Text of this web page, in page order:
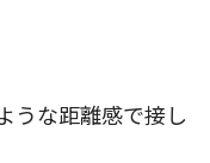
うな距離感で接し